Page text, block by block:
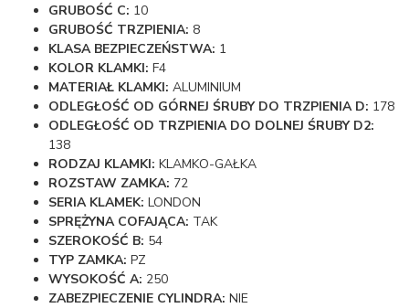
GRUBOŚĆ C: 10
GRUBOŚĆ TRZPIENIA: 8
KLASA BEZPIECZEŃSTWA: 1
KOLOR KLAMKI: F4
MATERIAŁ KLAMKI: ALUMINIUM
ODLEGŁOŚĆ OD GÓRNEJ ŚRUBY DO TRZPIENIA D: 178
ODLEGŁOŚĆ OD TRZPIENIA DO DOLNEJ ŚRUBY D2:
138
RODZAJ KLAMKI: KLAMKO-GAŁKA
ROZSTAW ZAMKA: 72
SERIA KLAMEK:LONDON
SPRĘŻYNA COFAJĄCA: TAK
SZEROKOŚĆ B: 54
TYP ZAMKA: PZ
WYSOKOŚĆ A: 250
ZABEZPIECZENIE CYLINDRA:NIE